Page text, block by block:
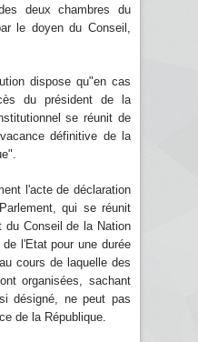
deux chambres du
le doyen du Conseil,
dispose qu"en cas
du président de la
se réunit de
définitive de la
l'acte de déclaration
qui se réunit
du Conseil de la Nation
l'Etat pour une durée
cours de laquelle des
organisées, sachant
désigné, ne peut pas
de la République.